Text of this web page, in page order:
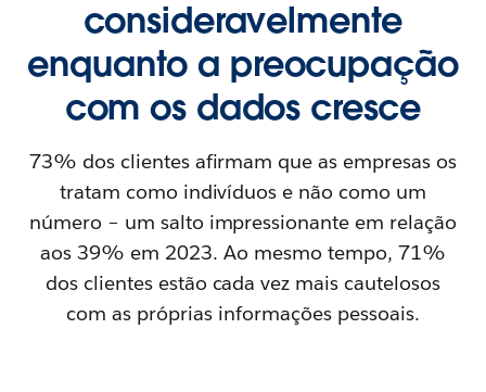
consideravelmente
enquanto a preocupação
com os dados cresce
73% dos clientes afirmam que as empresas os
tratam como indivíduos e não como um
número – um salto impressionante em relação
aos 39% em 2023. Ao mesmo tempo, 71%
dos clientes estão cada vez mais cautelosos
com as próprias informações pessoais.